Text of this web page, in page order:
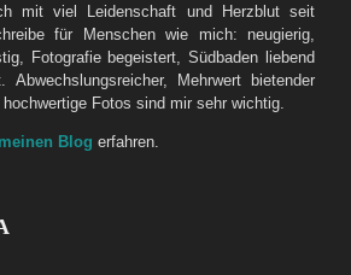
mit viel Leidenschaft und Herzblut seit
für Menschen wie mich: neugierig,
Fotografie begeistert, Südbaden liebend
Abwechslungsreicher, Mehrwert bietender
Fotos sind mir sehr wichtig.
Blog erfahren.